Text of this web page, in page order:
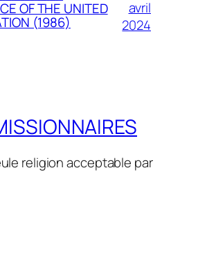
OF THE UNITED
(1986)
avril
2024
religion acceptable par